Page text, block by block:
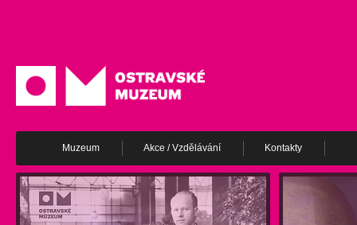
Muzeum Akce / Vzdělávání Kontakty